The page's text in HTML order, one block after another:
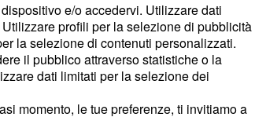
e/o accedervi. Utilizzare dati
profili per la selezione di pubblicità
la selezione di contenuti personalizzati.
il pubblico attraverso statistiche o la
dati limitati per la selezione dei
momento, le tue preferenze, ti invitiamo a